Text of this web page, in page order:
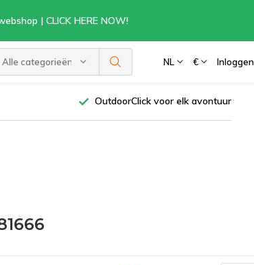
Alle categorieën NL € Inloggen
| CLICK HERE NOW!
OutdoorClick voor elk avontuur